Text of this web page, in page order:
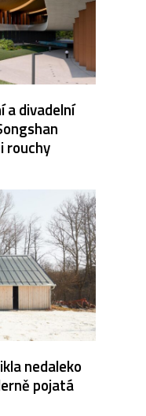
a divadelní
rouchy
nedaleko
pojatá